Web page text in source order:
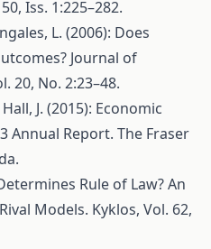
Iss. 1:225–282.
L. (2006): Does
Journal of
20, No. 2:23–48.
J. (2015): Economic
Annual Report. The Fraser
Rule of Law? An
Models. Kyklos, Vol. 62,